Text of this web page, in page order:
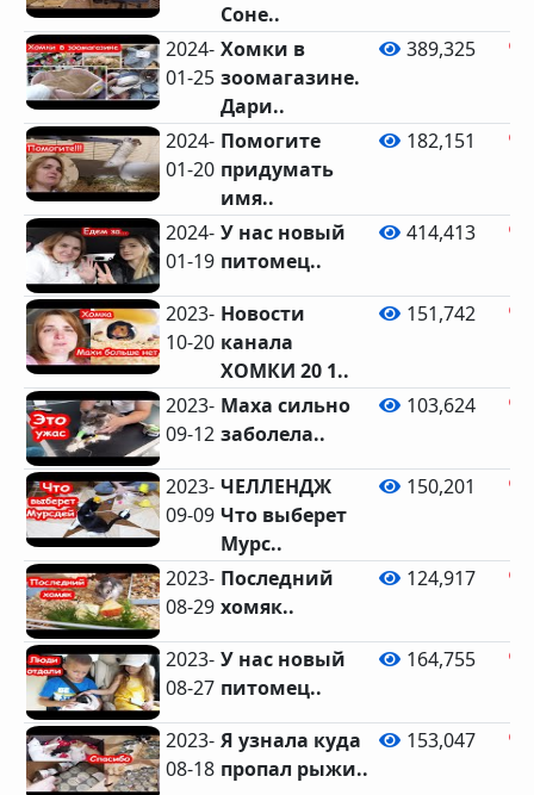
Соне..
2024-
01-25
Хомки в
зоомагазине.
Дари..
389,325
2024-
01-20
Помогите
придумать
имя..
182,151
2024-
01-19
У нас новый
питомец..
414,413
2023-
10-20
Новости
канала
ХОМКИ 20 1..
151,742
2023-
09-12
Маха сильно
заболела..
103,624
2023-
09-09
ЧЕЛЛЕНДЖ
Что выберет
Мурс..
150,201
2023-
08-29
Последний
хомяк..
124,917
2023-
08-27
У нас новый
питомец..
164,755
2023-
08-18
Я узнала куда
пропал рыжи..
153,047